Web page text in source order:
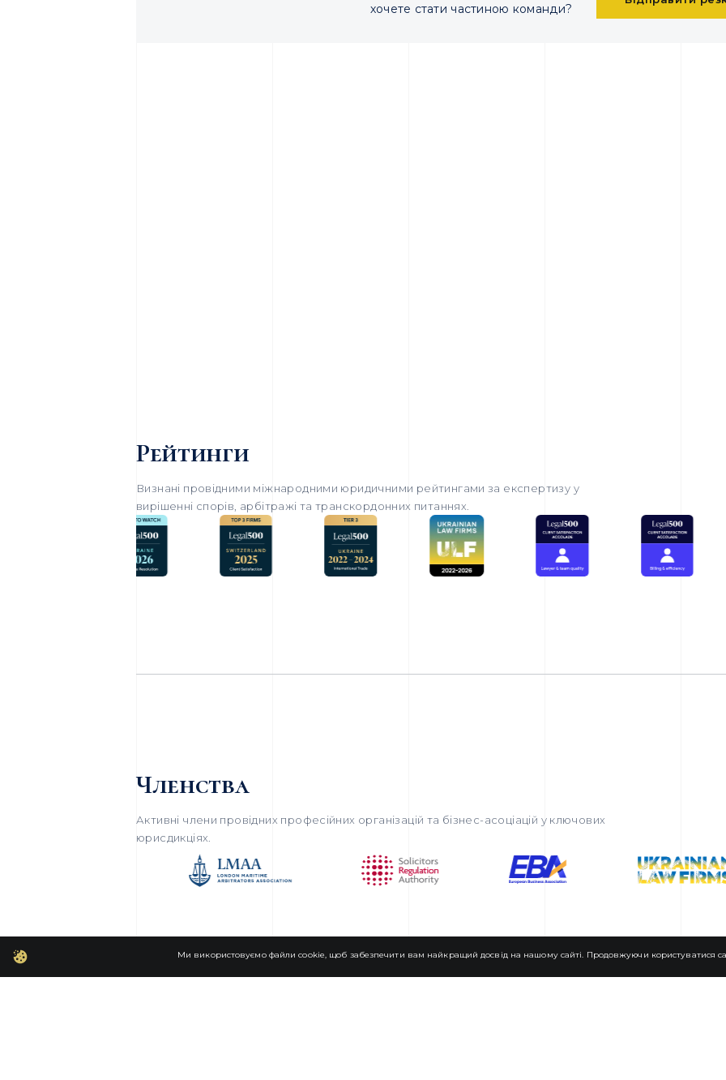
хочете стати частиною команди?
Рейтинги
Визнані провідними міжнародними юридичними рейтингами за експертизу у
вирішенні спорів, арбітражі та транскордонних питаннях.
Членства
Активні члени провідних професійних організацій та бізнес-асоціацій у ключових
юрисдикціях.
Ми використовуємо файли cookie, щоб забезпечити вам найкращий досвід на нашому сайті. Продовжуючи користуватися